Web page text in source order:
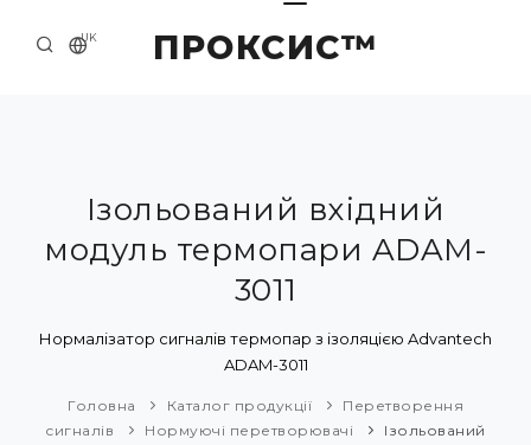
ПРОКСИС™
UK
ПРО НАС
ПРИКЛАДИ ТА РІШЕННЯ
КАТАЛОГ ПРОДУКЦІЇ
НОВИНИ
Ізольований вхідний
модуль термопари ADAM-
3011
Нормалізатор сигналів термопар з ізоляцією Advantech
ADAM-3011
Головна Каталог продукції
Перетворення
сигналів
Нормуючі перетворювачі
Ізольований